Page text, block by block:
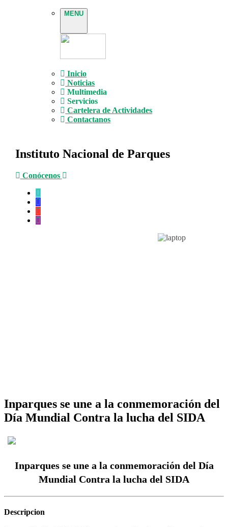
MENU
Inicio
Noticias
Multimedia
Servicios
Cartelera de Actividades
Contactanos
Instituto Nacional de Parques
Conócenos
Inparques se une a la conmemoración del
Día Mundial Contra la lucha del SIDA
Inparques se une a la conmemoración del Día
Mundial Contra la lucha del SIDA
Descripcion